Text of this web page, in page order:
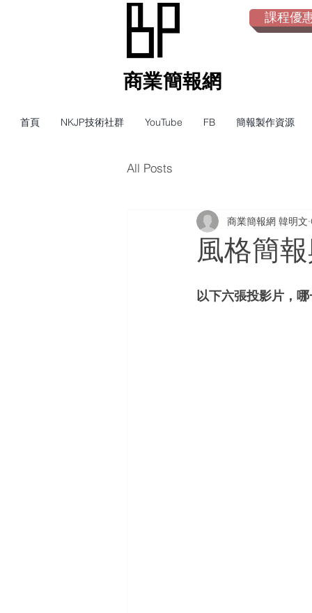
課程優
​商業簡報網
首頁 NKJP技術社群 YouTube FB 簡報製作資源
All Posts
風格簡
商業簡報網 韓明文
以下六張投影片，